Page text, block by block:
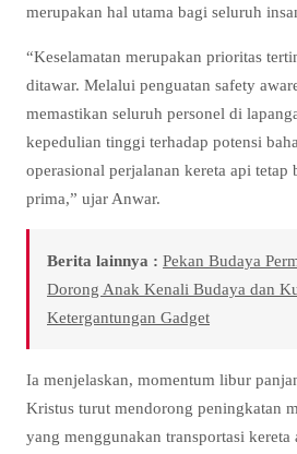
merupakan hal utama bagi seluruh
“Keselamatan merupakan prioritas
ditawar. Melalui penguatan safety
memastikan seluruh personel di
kepedulian tinggi terhadap potensi
operasional perjalanan kereta api tetap
prima,” ujar Anwar.
Berita lainnya : Pekan Budaya
Dorong Anak Kenali Budaya dan
Ketergantungan Gadget
Ia menjelaskan, momentum libur
Kristus turut mendorong peningkatan
yang menggunakan transportasi